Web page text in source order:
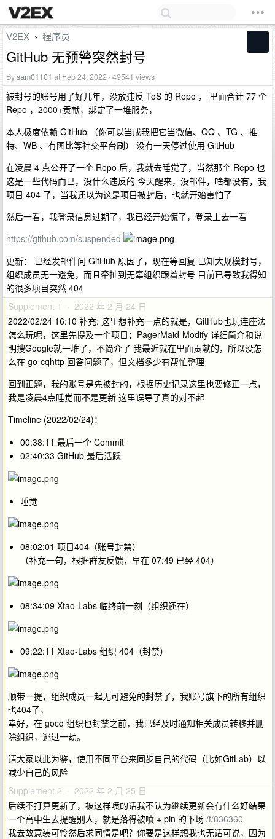
V2EX › 程序员
GitHub 无预警突然封号
Bysam01101 at Feb 24, 2022 · 49541 views
被封号的账号用了好几年，没放违反 ToS 的 Repo ， 里面合计 77 个
Repo ，2000+贡献，绑定了一堆服务，
本人极度依赖 GitHub （你可以当成我把它当微信、QQ 、TG 、推
特、WB 、有图比等社交平台刷） 没有一天停过使用 GitHub
在凌晨 4 点公开了一个 Repo 后，我就去睡觉了，当然那个 Repo 也
这是一些代码而已，没什么违反的 今天醒来，没邮件，啥都没有，我
项目 404 了，当我还以为这是项目被封后，也就开始害怕了
然后一看，我登录信息过期了，我已经开始慌了，登录上去一看
https://github.com/suspended
更新： 已经发邮件问 GitHub 原因了，现在等回复 已知大规模封号，
组织成员无一避免，而且牵扯到无辜组织跟着封号 目前已导致我得知
的很多项目突然 404
Supplement 1 · 2022 年 2 月 24 日
2022/02/24 16:10 补充: 这里想补充一点的就是，GitHub也玩连座法
怎么玩呢，这里先提及一个项目：PagerMaid-Modify 详细简介和说
明搜Google就一堆了，不简介了 我最近就在里面贡献的，所以没怎
么在 go-cqhttp 回答问题了，但文档多少有帮忙整理
回到正题，我的账号是先被封的，根据历史记录这里也要修正一点，
我是凌晨4点睡觉而不是更新 这里误导了真的对不起
Timeline (2022/02/24)：
00:38:11 最后一个 Commit
02:40:33 GitHub 最后活跃
睡觉
08:02:01 项目404（账号封禁）
（补充一句，根据群友反馈，早在 07:49 已经 404）
08:34:09 Xtao-Labs 临终前一刻（组织还在）
09:22:11 Xtao-Labs 组织 404（封禁）
顺带一提，组织成员一起无可避免的封禁了，我账号旗下的所有组织
也404了，
幸好，在 gocq 组织也封禁之前，我已经及时通知相关成员转移并删
除组织，逃过一劫。
请大家以此为鉴，使用不同平台来同步自己的代码（比如GitLab）以
减少自己的风险
Supplement 2 · 2022 年 2 月 25 日
后续不打算更新了，被这样喷的话我不认为继续更新会有什么好结果
一个高中生去提醒别人，就是落得被喷 + pin 的下场 /t/836360
我去故意装可怜然后求同情是吧？你要是这样想我也无话可说，因为